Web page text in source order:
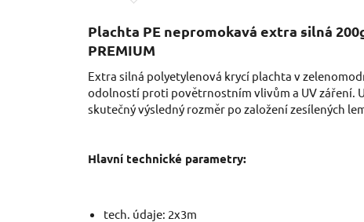
Plachta PE nepromokavá extra silná
PREMIUM
Extra silná polyetylenová krycí plachta v
odolností proti povětrnostním vlivům a UV záření.
skutečný výsledný rozměr po založení zesílených
Hlavní technické parametry:
tech. údaje: 2x3m